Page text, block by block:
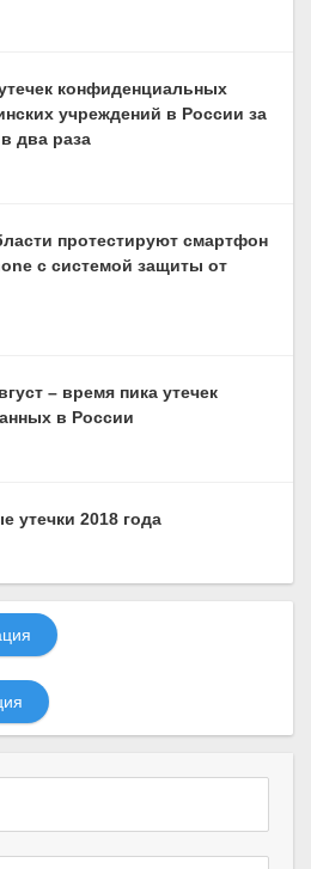
конфиденциальных
учреждений в России за
два раза
протестируют смартфон
с системой защиты от
– время пика утечек
в России
утечки 2018 года